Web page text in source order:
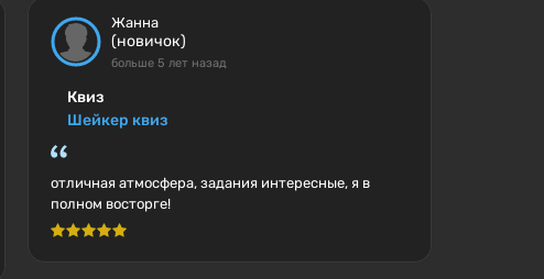
Жанна
(новичок)
больше 5 лет назад
Квиз
Шейкер квиз
отличная атмосфера, задания интересные, я в
полном восторге!